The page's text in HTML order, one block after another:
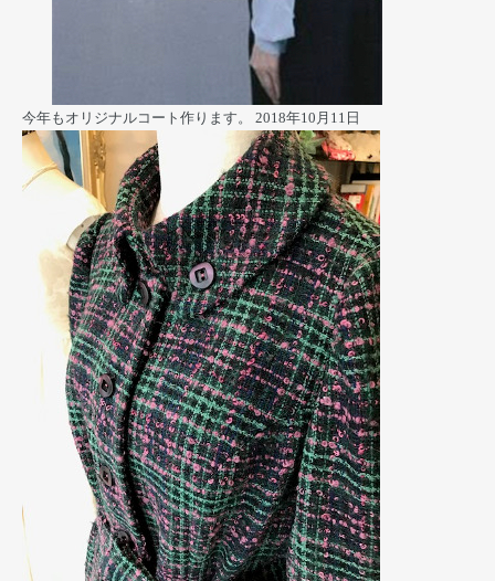
今年もオリジナルコート作ります。 2018年10月11日